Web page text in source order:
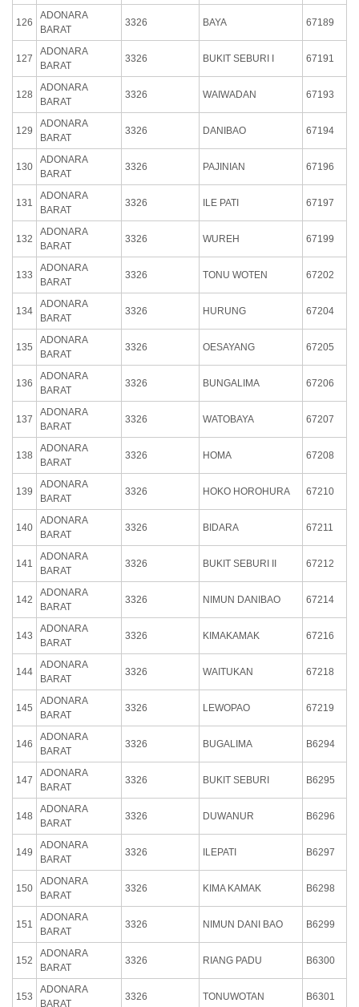
126
ADONARA
BARAT
3326 BAYA 67189
127
ADONARA
BARAT
3326 BUKIT SEBURI I 67191
128
ADONARA
BARAT
3326 WAIWADAN 67193
129
ADONARA
BARAT
3326 DANIBAO 67194
130
ADONARA
BARAT
3326 PAJINIAN 67196
131
ADONARA
BARAT
3326 ILE PATI 67197
132
ADONARA
BARAT
3326 WUREH 67199
133
ADONARA
BARAT
3326 TONU WOTEN 67202
134
ADONARA
BARAT
3326 HURUNG 67204
135
ADONARA
BARAT
3326 OESAYANG 67205
136
ADONARA
BARAT
3326 BUNGALIMA 67206
137
ADONARA
BARAT
3326 WATOBAYA 67207
138
ADONARA
BARAT
3326 HOMA 67208
139
ADONARA
BARAT
3326 HOKO HOROHURA 67210
140
ADONARA
BARAT
3326 BIDARA 67211
141
ADONARA
BARAT
3326 BUKIT SEBURI II 67212
142
ADONARA
BARAT
3326 NIMUN DANIBAO 67214
143
ADONARA
BARAT
3326 KIMAKAMAK 67216
144
ADONARA
BARAT
3326 WAITUKAN 67218
145
ADONARA
BARAT
3326 LEWOPAO 67219
146
ADONARA
BARAT
3326 BUGALIMA B6294
147
ADONARA
BARAT
3326 BUKIT SEBURI B6295
148
ADONARA
BARAT
3326 DUWANUR B6296
149
ADONARA
BARAT
3326 ILEPATI B6297
150
ADONARA
BARAT
3326 KIMA KAMAK B6298
151
ADONARA
BARAT
3326 NIMUN DANI BAO B6299
152
ADONARA
BARAT
3326 RIANG PADU B6300
153
ADONARA
BARAT
3326 TONUWOTAN B6301